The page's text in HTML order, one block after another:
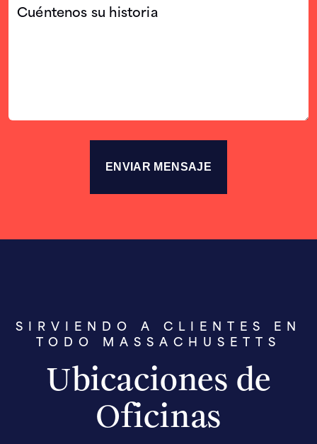
su
SIRVIENDO A CLIENTES EN
TODO MASSACHUSETTS
Ubicaciones de
Oficinas